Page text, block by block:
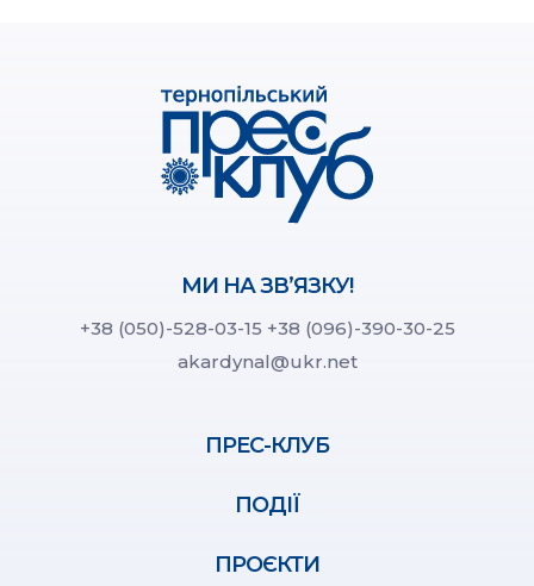
МИ НА ЗВ’ЯЗКУ!
+38 (050)-528-03-15 +38 (096)-390-30-25
akardynal@ukr.net
ПРЕС-КЛУБ
ПОДІЇ
ПРОЄКТИ